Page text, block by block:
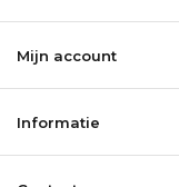
Mijn account
Informatie